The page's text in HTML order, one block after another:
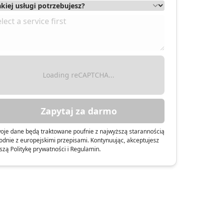
Loading reCAPTCHA...
Zapytaj za darmo
dane będą traktowane poufnie z najwyższą starannością
z europejskimi przepisami. Kontynuując, akceptujesz
Politykę prywatności i Regulamin.